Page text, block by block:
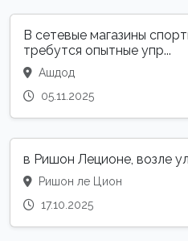
В сетевые магазины
требутся опытные упр...
Ашдод
05.11.2025
в Ришон Леционе, возле
Ришон ле Цион
17.10.2025